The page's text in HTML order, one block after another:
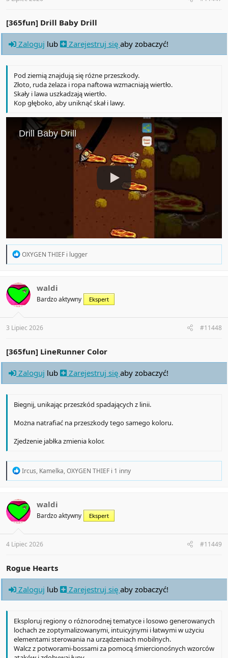
[365fun] Drill Baby Drill
Zaloguj lub Zarejestruj się aby zobaczyć!
Pod ziemią znajdują się różne przeszkody.
Złoto, ruda żelaza i ropa naftowa wzmacniają wiertło.
Skały i lawa uszkadzają wiertło.
Kop głęboko, aby uniknąć skał i lawy.
R
t
i
o
s
:
OXYGEN THIEF i lugger
waldi
Bardzo aktywny Ekspert
3 Lipiec 2026 #11448
[365fun] LineRunner Color
Zaloguj lub Zarejestruj się aby zobaczyć!
Biegnij, unikając przeszkód spadających z linii.
Można natrafiać na przeszkody tego samego koloru.
Zjedzenie jabłka zmienia kolor.
R
t
i
o
s
:
Ircus, Kamelka,OXYGEN THIEF i 1 inny
waldi
Bardzo aktywny Ekspert
4 Lipiec 2026 #11449
Rogue Hearts
Zaloguj lub Zarejestruj się aby zobaczyć!
Eksploruj regiony o różnorodnej tematyce i losowo generowanych
lochach ze zoptymalizowanymi, intuicyjnymi i łatwymi w użyciu
elementami sterowania na urządzeniach mobilnych.
Walcz z potworami-bossami za pomocą śmiercionośnych wzorców